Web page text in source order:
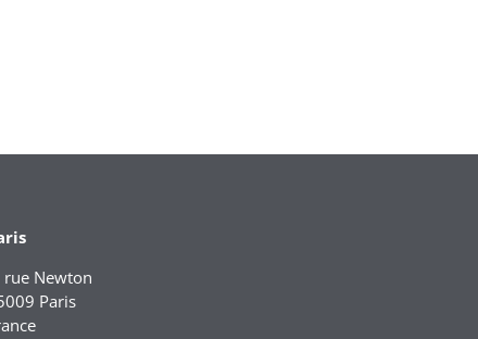
rue Newton
Paris